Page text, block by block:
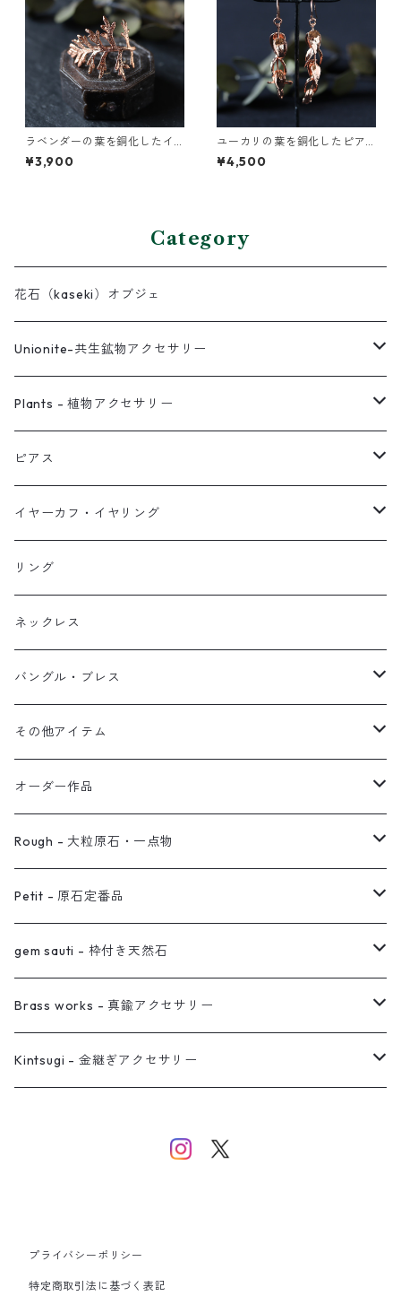
ラベンダーの葉を銅化したイ
ヤーカフ
¥3,900
ユーカリの葉を銅化したピア
ス
¥4,500
Category
花石（kaseki）オブジェ
Unionite-共生鉱物アクセサリー
ピアス
ネックレス
イヤーカフ
イヤリング
Plants - 植物アクセサリー
ピアス
ネックレス
リング
ブレス
オブジェ
イヤーカフ
ピアス
スタッド・一粒
フック・ぶら下がり
フープ
イヤーカフ・イヤリング
原石イヤーカフ
植物イヤーカフ
ぶら下がりイヤーカフ
2連イヤーカフ
イヤリング対応
ノンホールピアス
オーダー用ページ
真鍮イヤーカフ
リング
ネックレス
バングル・ブレス
ブレスレット
バングル
その他アイテム
ブローチ
ヘアアクセサリー
オーダー作品
リング
ネックレス
ピアス
イヤーカフ
バングル
Rough - 大粒原石・一点物
ピアス
リング
ネックレス
イヤーカフ
Petit - 原石定番品
ピアス
リング
ネックレス
gem sauti - 枠付き天然石
ピアス
ネックレス
Brass works - 真鍮アクセサリー
リング
バングル
Kintsugi - 金継ぎアクセサリー
プライバシーポリシー
特定商取引法に基づく表記